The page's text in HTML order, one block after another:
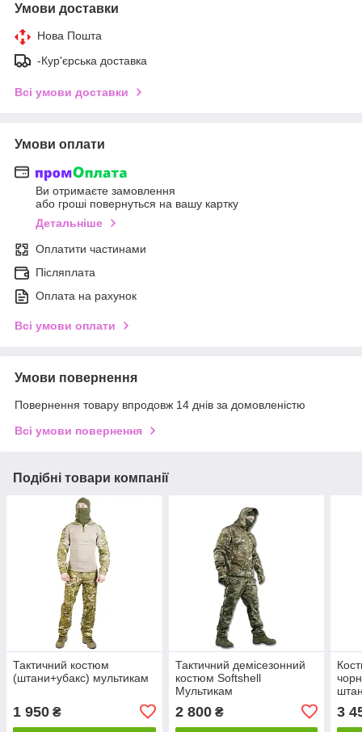
Умови доставки
Нова Пошта
-Кур'єрська доставка
Всі умови доставки
Умови оплати
Ви отримаєте замовлення
або гроші повернуться на вашу картку
Детальніше
Оплатити частинами
Післяплата
Оплата на рахунок
Всі умови оплати
Умови повернення
Повернення товару впродовж 14 днів за домовленістю
Всі умови повернення
Подібні товари компанії
Тактичний костюм
(штани+убакс) мультикам
1 950 ₴
Тактичний демісезонний
костюм Softshell
Мультикам
2 800₴ 3